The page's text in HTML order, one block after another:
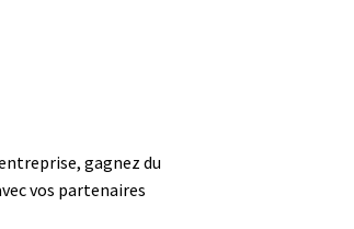
gagnez du
vos partenaires